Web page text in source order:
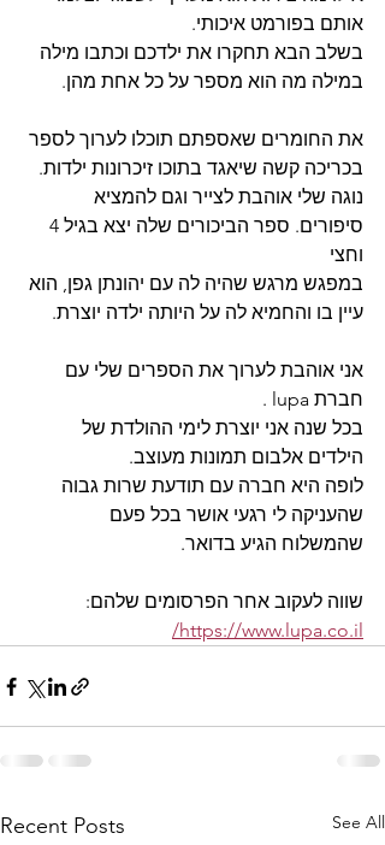
אותם בפורמט איכותי.
בשלב הבא תחקרו את ילדכם וכתבו מילה
במילה מה הוא מספר על כל אחת מהן.
את החומרים שאספתם תוכלו לערוך לספר
בכריכה קשה שיאגד בתוכו זיכרונות ילדות.
נוגה שלי אוהבת לצייר וגם להמציא
וחצי
במפגש מרגש שהיה לה עם יהונתן גפן, הוא
עיין בו והחמיא לה על היותה ילדה יוצרת.
אני אוהבת לערוך את הספרים שלי עם
חברת lupa .
בכל שנה אני יוצרת לימי ההולדת של
הילדים אלבום תמונות מעוצב.
לופה היא חברה עם תודעת שרות גבוה
שהעניקה לי רגעי אושר בכל פעם
שהמשלוח הגיע בדואר.
שווה לעקוב אחר הפרסומים שלהם:
https://www.lupa.co.il/
Recent Posts See All